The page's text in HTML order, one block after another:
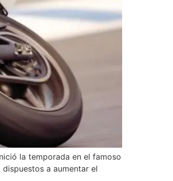
la temporada en el famoso
a aumentar el